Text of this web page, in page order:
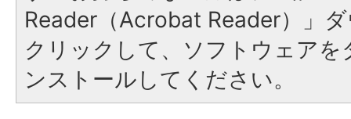
Reader（Acrobat Reader）」
クリックして、ソフトウェア
ンストールしてください。